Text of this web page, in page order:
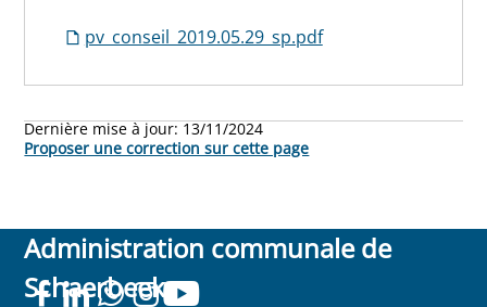
pv_conseil_2019.05.29_sp.pdf
Dernière mise à jour: 13/11/2024
Proposer une correction sur cette page
Administration communale de
Schaerbeek